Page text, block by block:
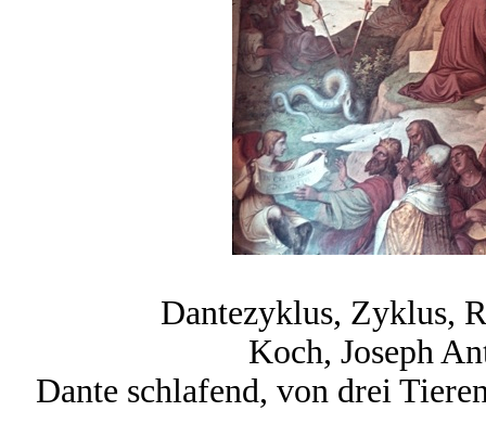
Dantezyklus, Zyklus,
Koch, Joseph
Dante schlafend, von drei